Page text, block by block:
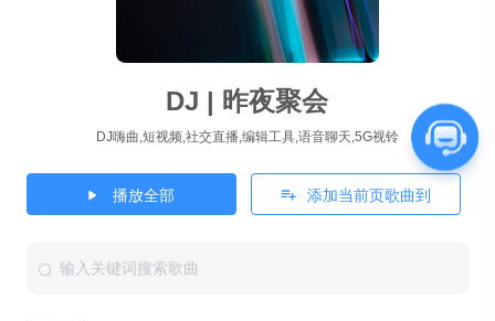
DJ | 昨夜聚会
DJ嗨曲,短视频,社交直播,编辑工具,语音聊天,5G视铃
播放全部 添加当前页歌曲到